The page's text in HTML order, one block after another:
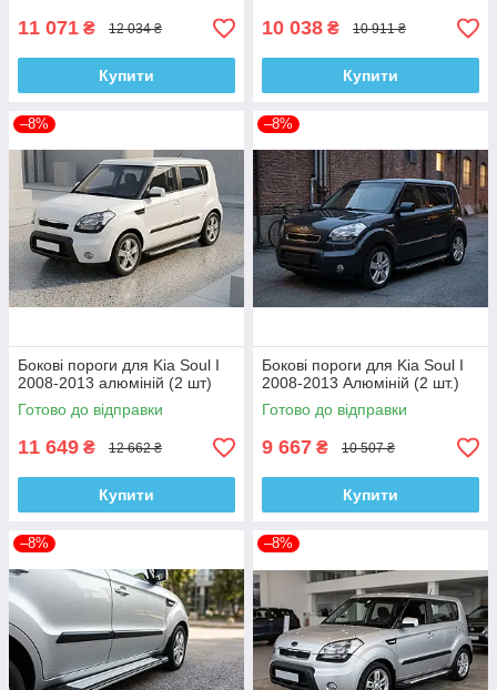
11 071 ₴ 12 034 ₴
Купити
10 038 ₴ 10 911 ₴
Купити
–8%
Бокові пороги для Kia Soul I
2008-2013 алюміній (2 шт)
Готово до відправки
11 649 ₴ 12 662 ₴
Купити
–8%
Бокові пороги для Kia Soul I
2008-2013 Алюміній (2 шт.)
Готово до відправки
9 667 ₴ 10 507 ₴
Купити
–8% –8%